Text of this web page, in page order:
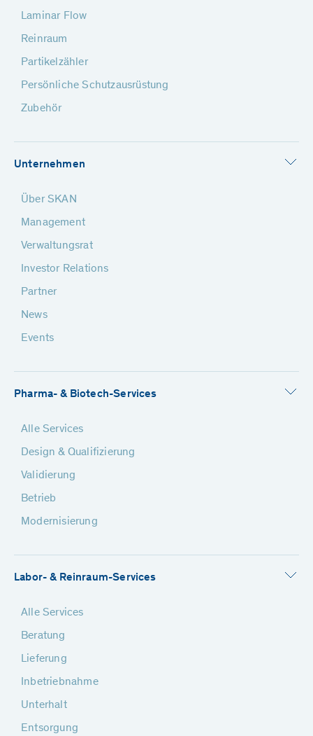
Laminar Flow
Reinraum
Partikelzähler
Persönliche Schutzausrüstung
Zubehör
Unternehmen
Über SKAN
Management
Verwaltungsrat
Investor Relations
Partner
News
Events
Pharma- & Biotech-Services
Alle Services
Design & Qualifizierung
Validierung
Betrieb
Modernisierung
Labor- & Reinraum-Services
Alle Services
Beratung
Lieferung
Inbetriebnahme
Unterhalt
Entsorgung